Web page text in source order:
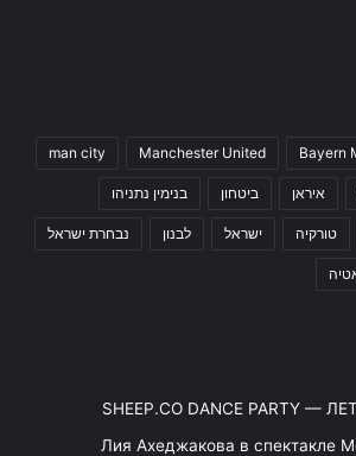
Bayern
Manchester United
man city
איראן ביטחון בנימין נתניהו
טורקיה ישראל לבנון נבחרת ישראל
SHEEP.CO DANCE PARTY —
Лия Ахеджакова в спектакле